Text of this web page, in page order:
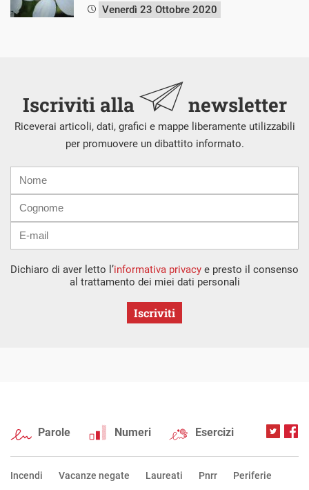
Venerdì 23 Ottobre 2020
Iscriviti alla newsletter
Riceverai articoli, dati, grafici e mappe liberamente utilizzabili
per promuovere un dibattito informato.
mail
Dichiaro di aver letto l’informativa privacy e presto il consenso
al trattamento dei miei dati personali
Iscriviti
Parole Numeri Esercizi
Incendi Vacanze negate Laureati Pnrr Periferie